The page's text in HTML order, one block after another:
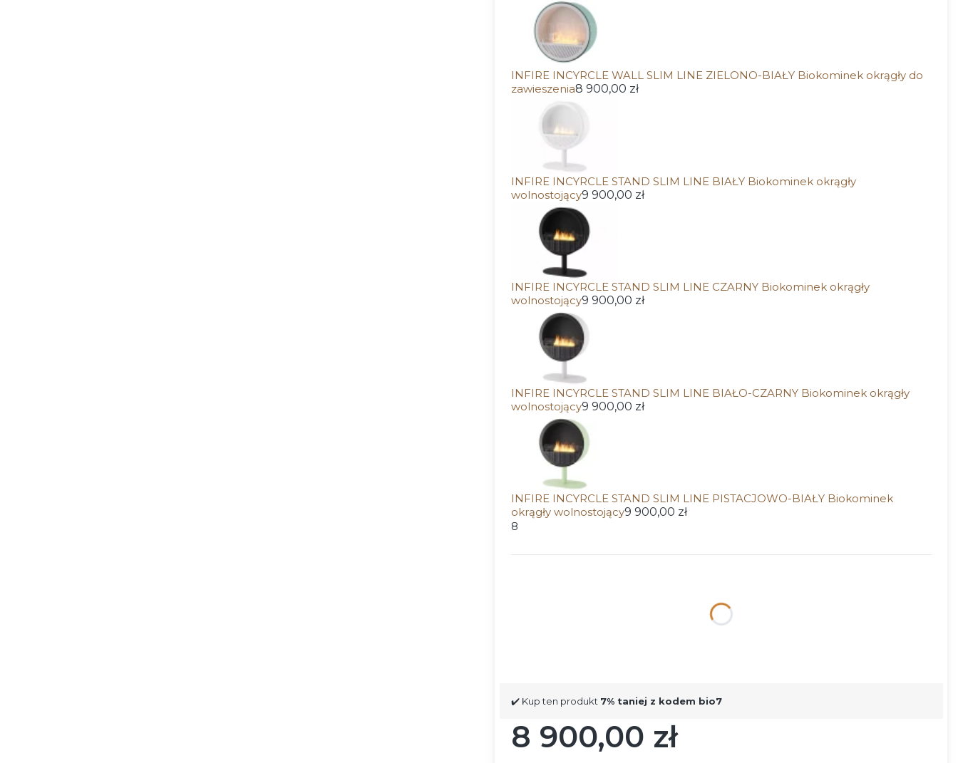
INFIRE INCYRCLE WALL SLIM LINE ZIELONO-BIAŁY Biokominek okrągły do
zawieszenia8 900,00 zł
INFIRE INCYRCLE STAND SLIM LINE BIAŁY Biokominek okrągły
wolnostojący9 900,00 zł
INFIRE INCYRCLE STAND SLIM LINE CZARNY Biokominek okrągły
wolnostojący9 900,00 zł
INFIRE INCYRCLE STAND SLIM LINE BIAŁO-CZARNY Biokominek okrągły
wolnostojący9 900,00 zł
INFIRE INCYRCLE STAND SLIM LINE PISTACJOWO-BIAŁY Biokominek
okrągły wolnostojący9 900,00 zł
8
✔️ Kup ten produkt 7% taniej z kodem bio7
Cena
8 900,00 zł